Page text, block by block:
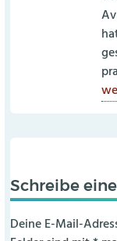
Schreibe
Deine E-Mail-